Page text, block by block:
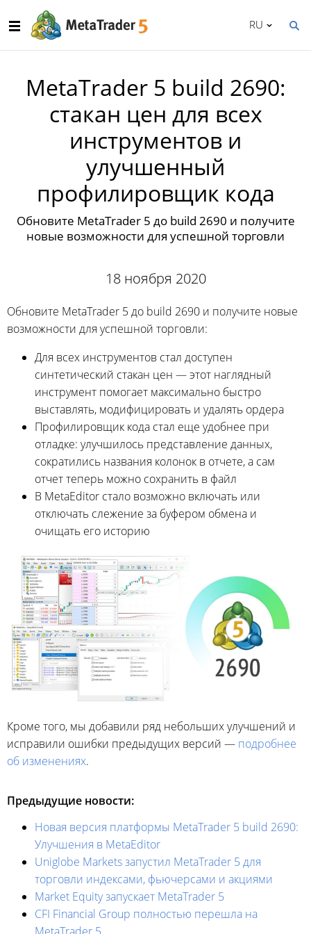
RU
MetaTrader 5 build 2690:
cтакан цен для всех
инструментов и
улучшенный
профилировщик кода
Обновите MetaTrader 5 до build 2690 и получите
новые возможности для успешной торговли
18 ноября 2020
Обновите MetaTrader 5 до build 2690 и получите новые
возможности для успешной торговли:
Для всех инструментов стал доступен
синтетический стакан цен — этот наглядный
инструмент помогает максимально быстро
выставлять, модифицировать и удалять ордера
Профилировщик кода стал еще удобнее при
отладке: улучшилось представление данных,
сократились названия колонок в отчете, а сам
отчет теперь можно сохранить в файл
В MetaEditor стало возможно включать или
отключать слежение за буфером обмена и
очищать его историю
Кроме того, мы добавили ряд небольших улучшений и
исправили ошибки предыдущих версий — подробнее
об изменениях.
Предыдущие новости:
Новая версия платформы MetaTrader 5 build 2690:
Улучшения в MetaEditor
Uniglobe Markets запустил MetaTrader 5 для
торговли индексами, фьючерсами и акциями
Market Equity запускает MetaTrader 5
CFI Financial Group полностью перешла на